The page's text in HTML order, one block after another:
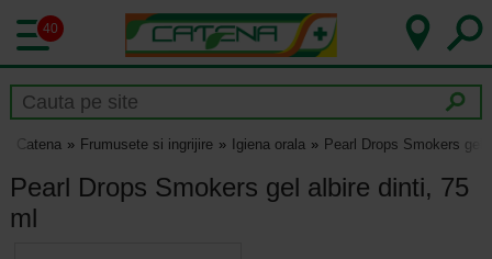
40
Catena Frumusete si ingrijire Igiena orala Pearl Drops Smokers gel
Pearl Drops Smokers gel albire dinti, 75
ml